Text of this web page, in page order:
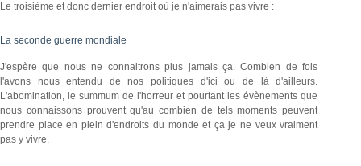
Le troisième et donc dernier endroit où je n'aimerais pas vivre :
La seconde guerre mondiale
J'espère que nous ne connaitrons plus jamais ça. Combien de fois
l'avons nous entendu de nos politiques d'ici ou de là d'ailleurs.
L'abomination, le summum de l'horreur et pourtant les évènements que
nous connaissons prouvent qu'au combien de tels moments peuvent
prendre place en plein d'endroits du monde et ça je ne veux vraiment
pas y vivre.